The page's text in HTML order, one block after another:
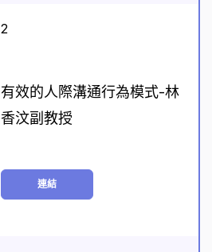
2
有效的人際溝通行為模式-林
香汶副教授
連結